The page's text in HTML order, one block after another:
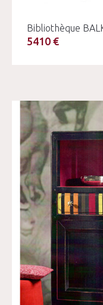
Bibliothèque
5410 €